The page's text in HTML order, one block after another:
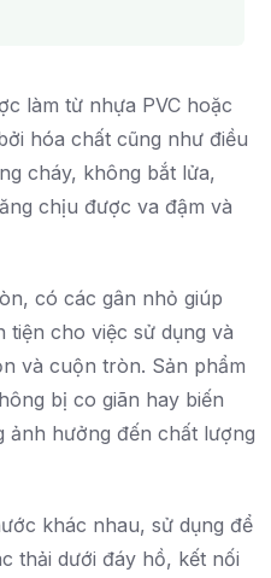
làm từ nhựa PVC hoặc
hóa chất cũng như điều
cháy, không bắt lửa,
chịu được va đậm và
có các gân nhỏ giúp
tiện cho việc sử dụng và
và cuộn tròn. Sản phẩm
bị co giãn hay biến
ảnh hưởng đến chất lượng
khác nhau, sử dụng để
thải dưới đáy hồ, kết nối